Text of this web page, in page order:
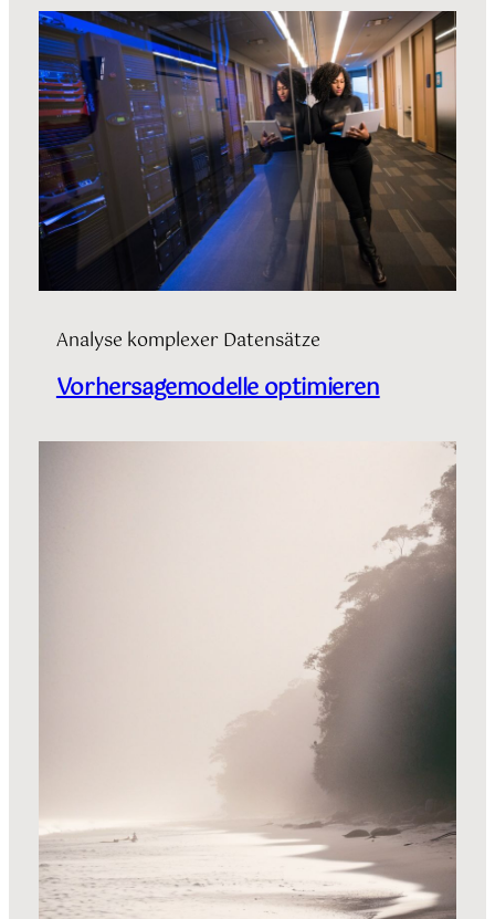
Analyse komplexer Datensätze
Vorhersagemodelle optimieren